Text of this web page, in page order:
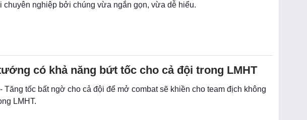
chuyên nghiệp bởi chúng vừa ngắn gọn, vừa dễ hiểu.
có khả năng bứt tốc cho cả đội trong LMHT
Tăng tốc bất ngờ cho cả đội để mở combat sẽ khiền cho team địch không
LMHT.